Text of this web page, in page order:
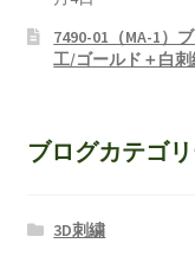
7490-01（MA-1）
工/ゴールド＋白
ブログカテゴ
3D刺繍